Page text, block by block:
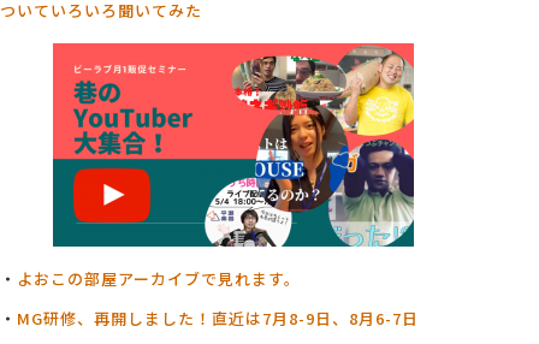
ついていろいろ聞いてみた
・ よおこの部屋アーカイブで見れます。
・ MG研修、再開しました！直近は7月8-9日、8月6-7日